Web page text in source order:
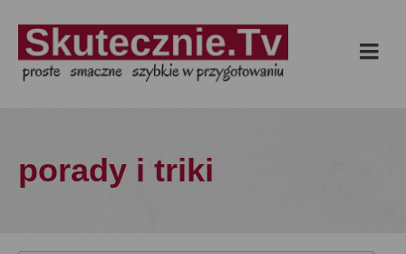
porady i triki